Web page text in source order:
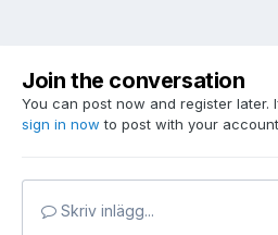
Join the conversation
You can post now and register later.
sign in now to post with your
Skriv inlägg...